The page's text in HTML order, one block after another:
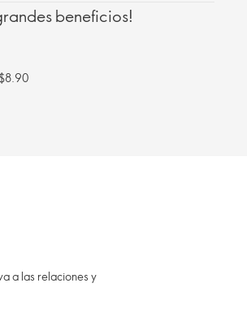
beneficios!
a $8.90
a las relaciones y